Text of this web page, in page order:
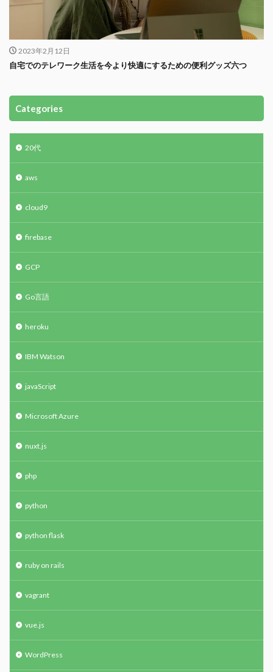
2023年2月12日
自宅でのテレワーク生活を今より快適にするための便利グッズ六つ
Categories
20代
aws
cloud9
firebase
GCP
Go言語
heroku
IBM Watson
javaScript
Microsoft Azure
nuxt.js
php
python
python flask
ruby on rails
vagrant
vue.js
WordPress